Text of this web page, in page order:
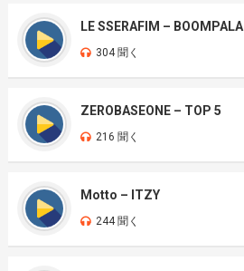
LE SSERAFIM – BOOMPALA
304 聞く
ZEROBASEONE – TOP 5
216 聞く
Motto – ITZY
244 聞く